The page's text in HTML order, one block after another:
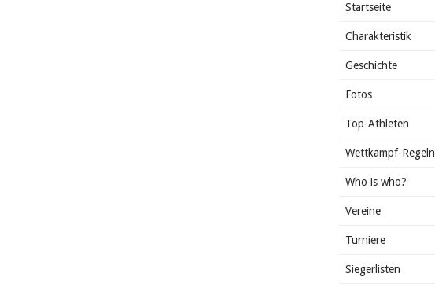
Startseite
Charakteristik
Geschichte
Fotos
Top-Athleten
Wettkampf-Regeln
Who is who?
Vereine
Turniere
Siegerlisten